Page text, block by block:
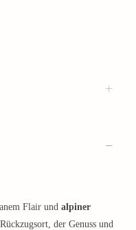
Flair und alpiner
der Genuss und